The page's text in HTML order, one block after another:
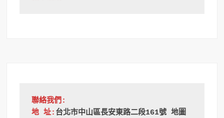
聯絡我們:
地 址: 台北市中山區長安東路二段161號 地圖